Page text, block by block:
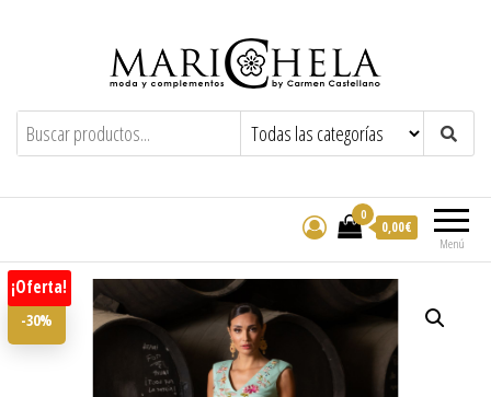
Marichela By Carmen Castellano
Menú
0
0,00€
-30%
¡Oferta!